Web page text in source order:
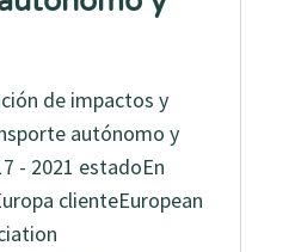
de impactos y
autónomo y
- 2021 estadoEn
clienteEuropean